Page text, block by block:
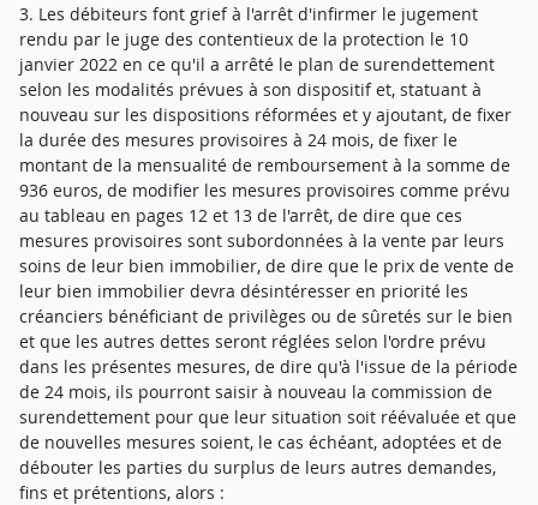
3. Les débiteurs font grief à l'arrêt d'infirmer le jugement
rendu par le juge des contentieux de la protection le 10
janvier 2022 en ce qu'il a arrêté le plan de surendettement
selon les modalités prévues à son dispositif et, statuant à
nouveau sur les dispositions réformées et y ajoutant, de fixer
la durée des mesures provisoires à 24 mois, de fixer le
montant de la mensualité de remboursement à la somme de
936 euros, de modifier les mesures provisoires comme prévu
au tableau en pages 12 et 13 de l'arrêt, de dire que ces
mesures provisoires sont subordonnées à la vente par leurs
soins de leur bien immobilier, de dire que le prix de vente de
leur bien immobilier devra désintéresser en priorité les
créanciers bénéficiant de privilèges ou de sûretés sur le bien
et que les autres dettes seront réglées selon l'ordre prévu
dans les présentes mesures, de dire qu'à l'issue de la période
de 24 mois, ils pourront saisir à nouveau la commission de
surendettement pour que leur situation soit réévaluée et que
de nouvelles mesures soient, le cas échéant, adoptées et de
débouter les parties du surplus de leurs autres demandes,
fins et prétentions, alors :